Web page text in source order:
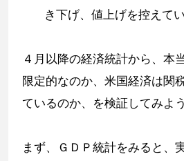
き下げ、値上げを控えてい
４月以降の経済統計から、本
限定的なのか、米国経済は関
ているのか、を検証してみよう
まず、ＧＤＰ統計をみると、